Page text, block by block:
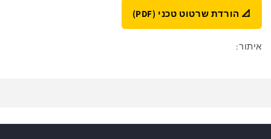
📐 הורדת שרטוט טכני (PDF)
איתור: